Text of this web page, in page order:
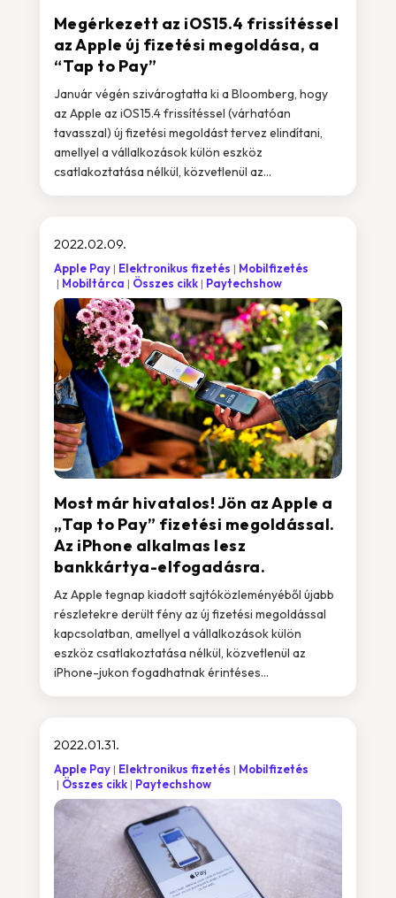
Megérkezett az iOS15.4 frissítéssel
az Apple új fizetési megoldása, a
“Tap to Pay”
Január végén szivárogtatta ki a Bloomberg, hogy
az Apple az iOS15.4 frissítéssel (várhatóan
tavasszal) új fizetési megoldást tervez elindítani,
amellyel a vállalkozások külön eszköz
csatlakoztatása nélkül, közvetlenül az...
Most már hivatalos! Jön az Apple a
„Tap to Pay” fizetési megoldással.
Az iPhone alkalmas lesz
bankkártya-elfogadásra.
2022.02.09.
Apple Pay Elektronikus fizetés
Mobilfizetés
Mobiltárca
Összes cikk Paytechshow
Az Apple tegnap kiadott sajtóközleményéből újabb
részletekre derült fény az új fizetési megoldással
kapcsolatban, amellyel a vállalkozások külön
eszköz csatlakoztatása nélkül, közvetlenül az
iPhone-jukon fogadhatnak érintéses...
2022.01.31.
Apple Pay Elektronikus fizetés
Mobilfizetés
Összes cikk
Paytechshow